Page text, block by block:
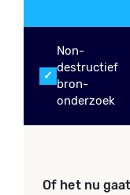
Non-
destructief
bron-
onderzoek
Of het nu